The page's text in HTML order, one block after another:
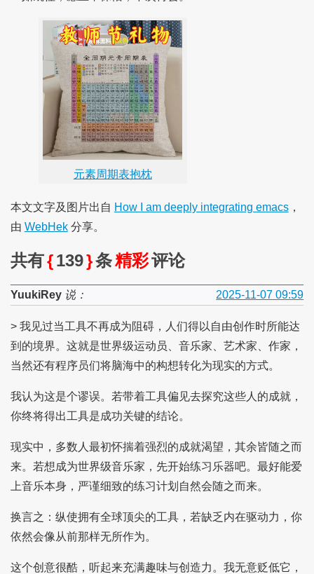
元素周期表抱枕
本文文字及图片出自 How I am deeply integrating emacs，
由 WebHek分享。
共有{139}条精彩评论
YuukiRey说： 2025-11-07 09:59
> 我见过当工具不再成为阻碍，人们得以自由创作时所能达
到的境界。这就是世界级运动员、音乐家、艺术家、作家，
当然还有程序员们将脑海中的构想转化为现实的方式。
我认为这是个谬误。若带着工具偏见去探究这些人的成就，
你终将得出工具是成功关键的结论。
现实中，多数人最初怀揣着强烈的成就渴望，其余皆随之而
来。若想成为世界级音乐家，先开始练习乐器吧。最好能爱
上音乐本身，严谨细致的练习计划自然会随之而来。
换言之：纵使拥有全球顶尖的工具，若缺乏内在驱动力，你
依然会像从前那样无所作为。
这个创意很酷，听起来充满趣味与创造力。我无意贬低它，